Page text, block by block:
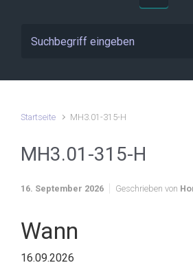
Startseite MH3.01-315-H
MH3.01-315-H
16. September 2026 Geschrieben von
Wann
16.09.2026